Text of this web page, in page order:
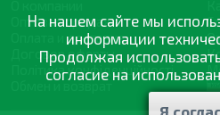
0,4 – 0,8 м. Их особенность
формируют определенное
чего их рост
количество составляет от
прихотливы, чем
Оптовая продажа
Оплата и доставка
Договор оферты
Політика конфіденційності
Обмен и возврат
На нашем сайте мы
информации
Продолжая
согласие на
Я